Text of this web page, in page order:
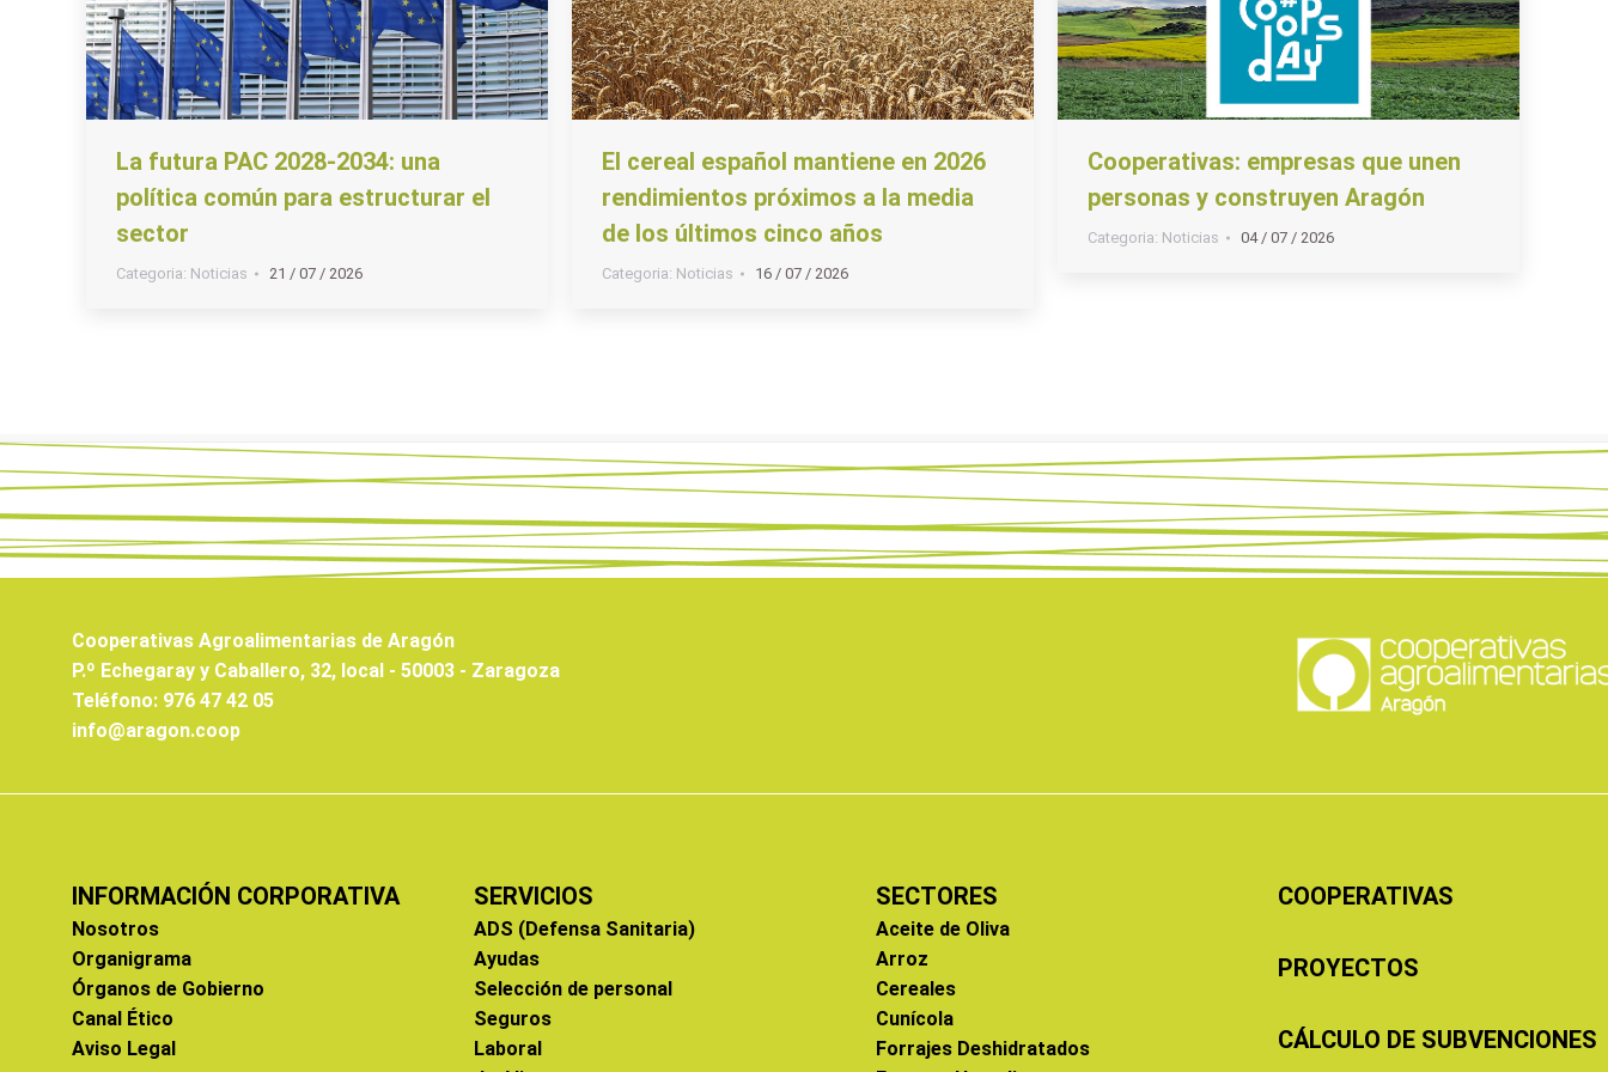
La futura PAC 2028-2034: una
política común para estructurar el
sector
Categoria: Noticias 21 / 07 / 2026
El cereal español mantiene en 2026
rendimientos próximos a la media
de los últimos cinco años
Categoria: Noticias 16 / 07 / 2026
Cooperativas: empresas que unen
personas y construyen Aragón
Categoria: Noticias 04 / 07 / 2026
Cooperativas Agroalimentarias de Aragón
P.º Echegaray y Caballero, 32, local - 50003 - Zaragoza
Teléfono: 976 47 42 05
info@aragon.coop
INFORMACIÓN CORPORATIVA
Nosotros
Organigrama
Órganos de Gobierno
Canal Ético
Aviso Legal
SERVICIOS
ADS (Defensa Sanitaria)
Ayudas
Selección de personal
Seguros
Laboral
SECTORES
Aceite de Oliva
Arroz
Cereales
Cunícola
Forrajes Deshidratados
COOPERATIVAS
PROYECTOS
CÁLCULO DE SUBVENCIONES